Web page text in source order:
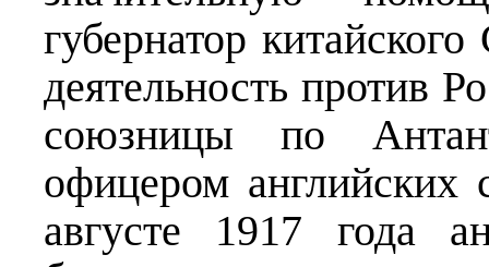
губернатор
деятельность против
союзницы по
офицером
августе 1917 года